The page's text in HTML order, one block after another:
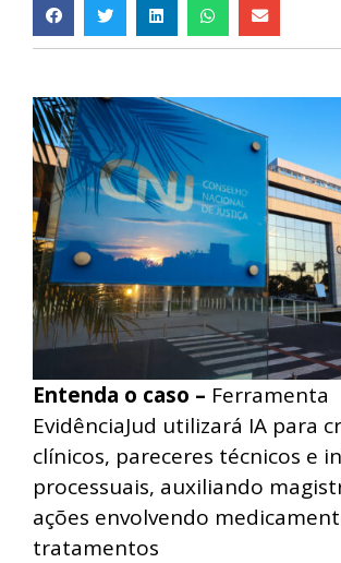
Entenda o caso – Ferramenta
EvidênciaJud utilizará IA para
clínicos, pareceres técnicos e
processuais, auxiliando
ações envolvendo
tratamentos